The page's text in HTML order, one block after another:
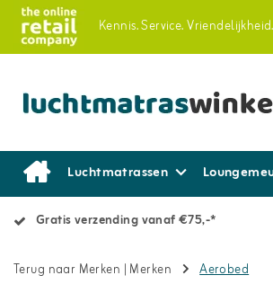
Kennis.Service.Vriendelijkheid.
Luchtmatrassen
Gratis verzending vanaf €75,-*
Terug naar Merken | Merken Aerobed